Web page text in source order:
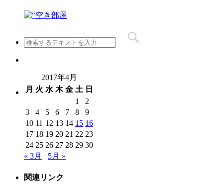
2017年4月
月 火 水 木 金 土 日
1
2
3
4 5 6 7 8
9
10 11 12 13 14 15 16
17 18 19 20 21 22 23
24 25 26 27 28 29 30
« 3月
5月 »
関連リンク